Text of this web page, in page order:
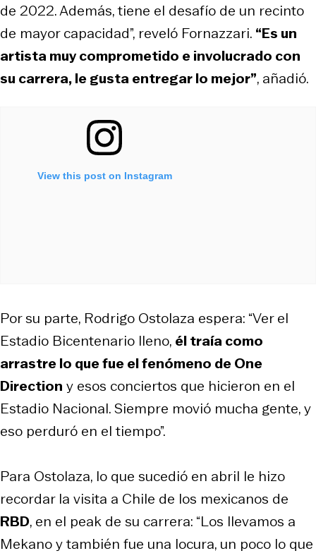
View this post on Instagram
de 2022. Además, tiene el desafío de un recinto
de mayor capacidad”, reveló Fornazzari. “Es un
artista muy comprometido e involucrado con
su carrera, le gusta entregar lo mejor”, añadió.
Por su parte, Rodrigo Ostolaza espera: “Ver el
Estadio Bicentenario lleno, él traía como
arrastre lo que fue el fenómeno de One
Direction y esos conciertos que hicieron en el
Estadio Nacional. Siempre movió mucha gente, y
eso perduró en el tiempo”.
Para Ostolaza, lo que sucedió en abril le hizo
recordar la visita a Chile de los mexicanos de
RBD, en el peak de su carrera: “Los llevamos a
Mekano y también fue una locura, un poco lo que